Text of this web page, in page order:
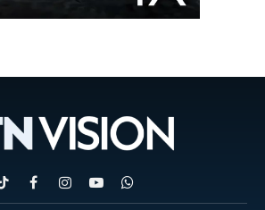
TikTokFacebookInstagram
YouTubeWhatsApp